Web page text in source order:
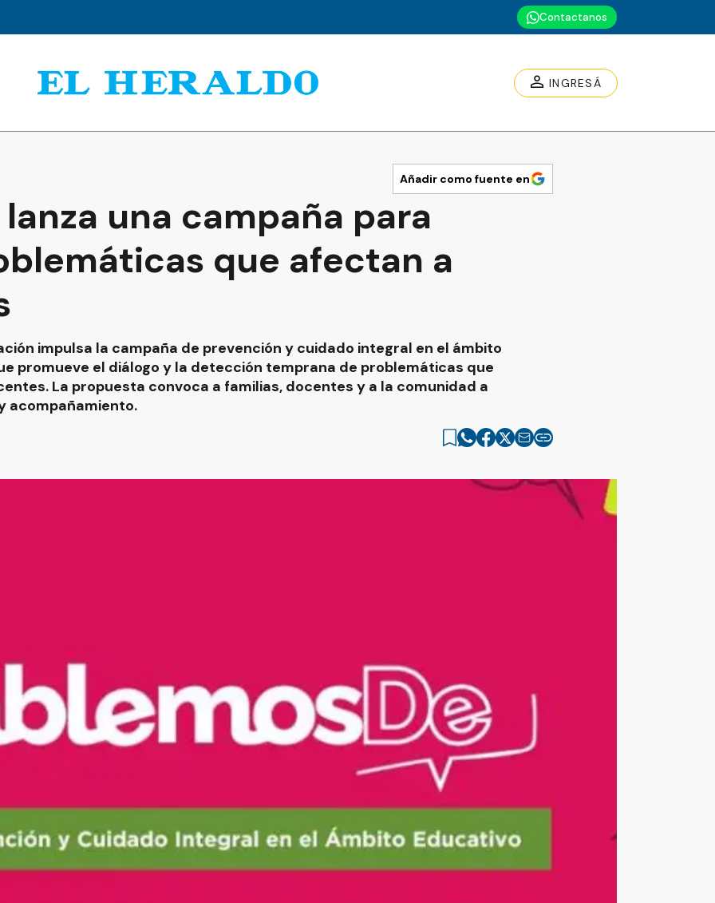
Contactanos
INGRESÁ
Añadir como fuente en
una campaña para
que afectan a
impulsa la campaña de prevención y cuidado integral en el ámbito
promueve el diálogo y la detección temprana de problemáticas que
La propuesta convoca a familias, docentes y a la comunidad a
acompañamiento.